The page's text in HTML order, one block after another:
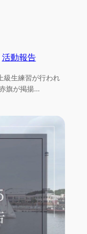
活動報告
級生練習が行われ
旗が掲揚…